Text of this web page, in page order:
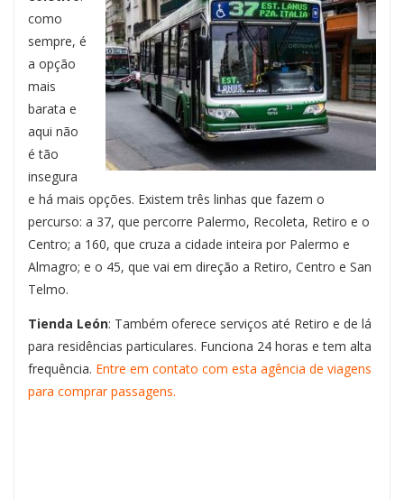
como
sempre, é
a opção
mais
barata e
aqui não
é tão
insegura
e há mais opções. Existem três linhas que fazem o
percurso: a 37, que percorre Palermo, Recoleta, Retiro e o
Centro; a 160, que cruza a cidade inteira por Palermo e
Almagro; e o 45, que vai em direção a Retiro, Centro e San
Telmo.
Tienda León: Também oferece serviços até Retiro e de lá
para residências particulares. Funciona 24 horas e tem alta
frequência. Entre em contato com esta agência de viagens
para comprar passagens.